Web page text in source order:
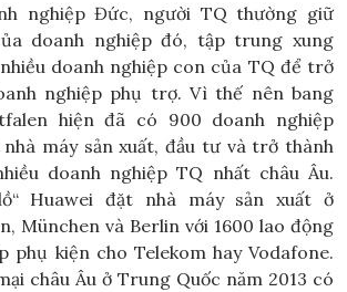
nghiệp Đức, người TQ thường giữ
doanh nghiệp đó, tập trung xung
doanh nghiệp con của TQ để trở
nghiệp phụ trợ. Vì thế nên bang
hiện đã có 900 doanh nghiệp
máy sản xuất, đầu tư và trở thành
doanh nghiệp TQ nhất châu Âu.
Huawei đặt nhà máy sản xuất ở
München và Berlin với 1600 lao động
phụ kiện cho Telekom hay Vodafone.
châu Âu ở Trung Quốc năm 2013 có